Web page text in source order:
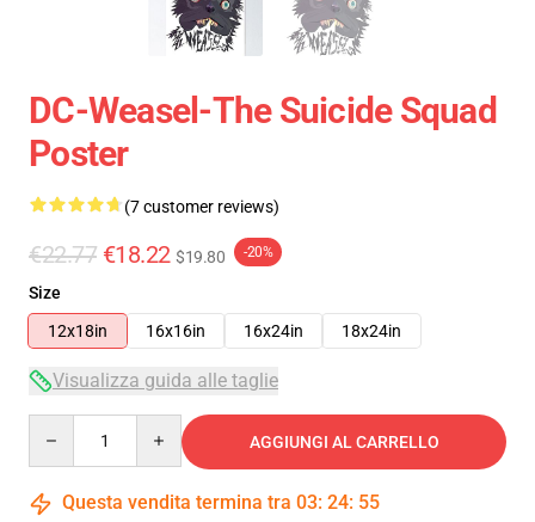
DC-Weasel-The Suicide Squad
Poster
(7 customer reviews)
€22.77 €18.22 $19.80 -20%
Size
12x18in
16x16in 16x24in 18x24in
Visualizza guida alle taglie
AGGIUNGI AL CARRELLO
Questa vendita termina tra 03: 24: 54